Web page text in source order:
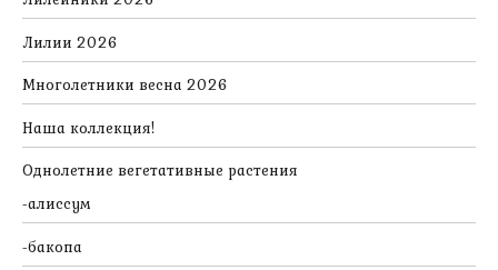
Лилии 2026
Многолетники весна 2026
Наша коллекция!
Однолетние вегетативные растения
алиссум
бакопа